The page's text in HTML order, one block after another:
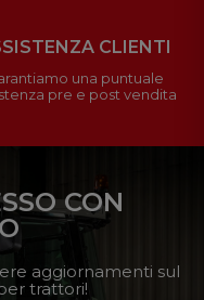
CLIENTI
una puntuale
pre e post vendita
CON
aggiornamenti sul
trattori!